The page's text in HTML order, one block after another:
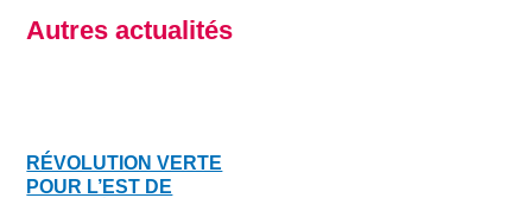
Autres actualités
RÉVOLUTION VERTE
POUR L’EST DE